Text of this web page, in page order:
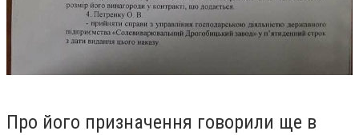
Про його призначення говорили ще в